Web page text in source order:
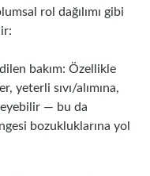
rol dağılımı gibi
bakım: Özellikle
yeterli sıvı/alımına,
— bu da
bozukluklarına yol